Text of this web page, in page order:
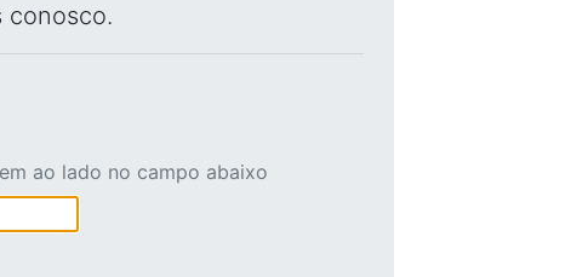
conosco.
ao lado no campo abaixo